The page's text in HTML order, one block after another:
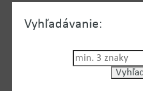
Vyhľadávanie: